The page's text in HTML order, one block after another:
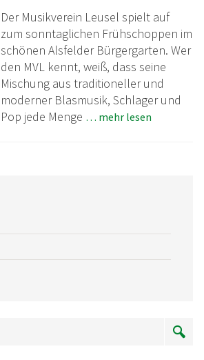
Der Musikverein Leusel spielt auf
zum sonntaglichen Frühschoppen im
schönen Alsfelder Bürgergarten. Wer
den MVL kennt, weiß, dass seine
Mischung aus traditioneller und
moderner Blasmusik, Schlager und
Pop jede Menge … mehr lesen